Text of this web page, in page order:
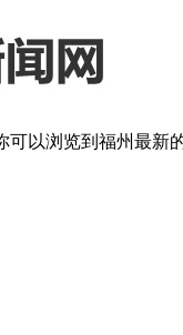
可以浏览到福州最新